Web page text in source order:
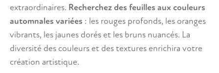
extraordinaires. Recherchez des feuilles aux couleurs
automnales variées : les rouges profonds, les oranges
vibrants, les jaunes dorés et les bruns nuancés. La
diversité des couleurs et des textures enrichira votre
création artistique.